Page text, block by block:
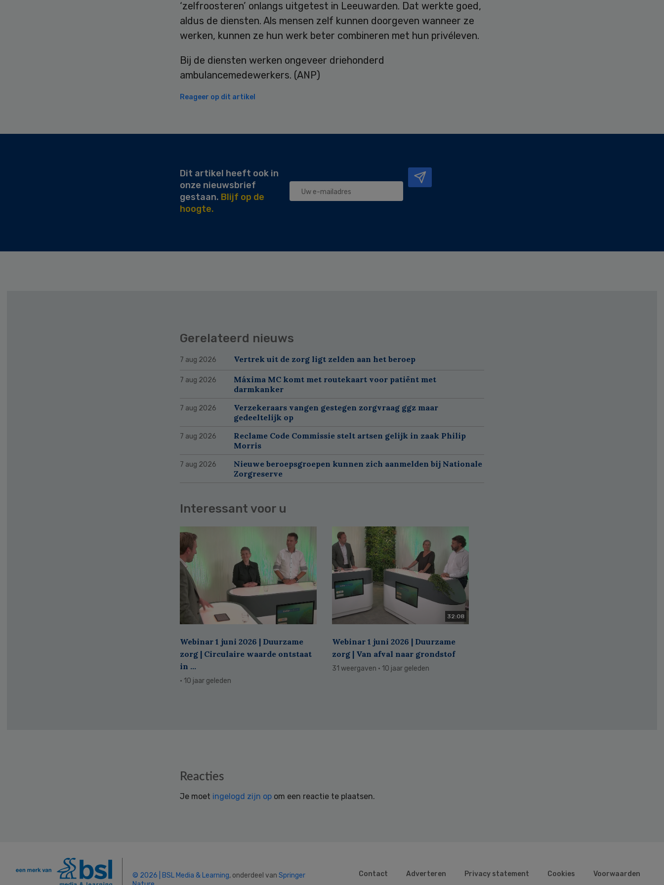
‘zelfroosteren’ onlangs uitgetest in Leeuwarden. Dat werkte goed,
aldus de diensten. Als mensen zelf kunnen doorgeven wanneer ze
werken, kunnen ze hun werk beter combineren met hun privéleven.
Bij de diensten werken ongeveer driehonderd
ambulancemedewerkers. (ANP)
Reageer op dit artikel
Dit artikel heeft ook in
onze nieuwsbrief
gestaan. Blijf op de
hoogte.
Gerelateerd nieuws
7 aug 2026 Vertrek uit de zorg ligt zelden aan het beroep
7 aug 2026
Máxima MC komt met routekaart voor patiënt met
darmkanker
7 aug 2026
Verzekeraars vangen gestegen zorgvraag ggz maar
gedeeltelijk op
7 aug 2026
Reclame Code Commissie stelt artsen gelijk in zaak Philip
Morris
7 aug 2026
Nieuwe beroepsgroepen kunnen zich aanmelden bij Nationale
Zorgreserve
Interessant voor u
Webinar 1 juni 2026 | Duurzame
zorg | Circulaire waarde ontstaat
in ...
· 10 jaar geleden
32:08
Webinar 1 juni 2026 | Duurzame
zorg | Van afval naar grondstof
31 weergaven · 10 jaar geleden
Reacties
Je moet ingelogd zijn op om een reactie te plaatsen.
© 2026 | BSL Media & Learning, onderdeel van Springer
Contact Adverteren Privacy statement Cookies Voorwaarden